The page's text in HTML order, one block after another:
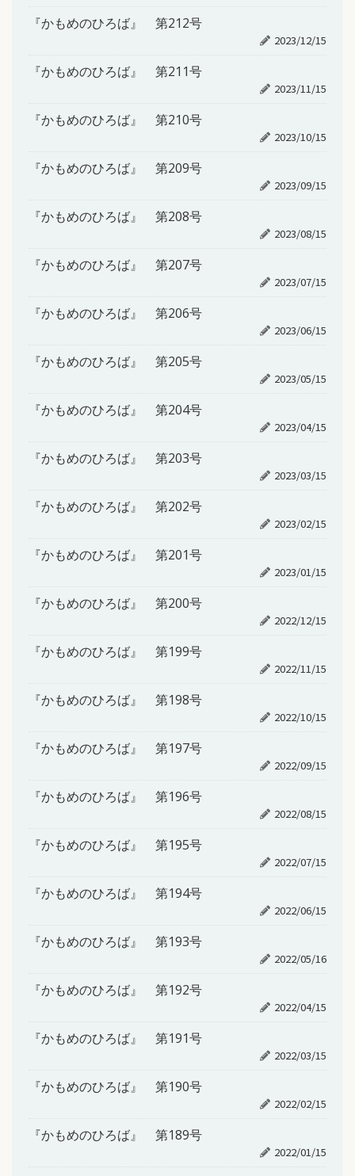
『かもめのひろば』 第212号
2023/12/15
『かもめのひろば』 第211号
2023/11/15
『かもめのひろば』 第210号
2023/10/15
『かもめのひろば』 第209号
2023/09/15
『かもめのひろば』 第208号
2023/08/15
『かもめのひろば』 第207号
2023/07/15
『かもめのひろば』 第206号
2023/06/15
『かもめのひろば』 第205号
2023/05/15
『かもめのひろば』 第204号
2023/04/15
『かもめのひろば』 第203号
2023/03/15
『かもめのひろば』 第202号
2023/02/15
『かもめのひろば』 第201号
2023/01/15
『かもめのひろば』 第200号
2022/12/15
『かもめのひろば』 第199号
2022/11/15
『かもめのひろば』 第198号
2022/10/15
『かもめのひろば』 第197号
2022/09/15
『かもめのひろば』 第196号
2022/08/15
『かもめのひろば』 第195号
2022/07/15
『かもめのひろば』 第194号
2022/06/15
『かもめのひろば』 第193号
2022/05/16
『かもめのひろば』 第192号
2022/04/15
『かもめのひろば』 第191号
2022/03/15
『かもめのひろば』 第190号
2022/02/15
『かもめのひろば』 第189号
2022/01/15